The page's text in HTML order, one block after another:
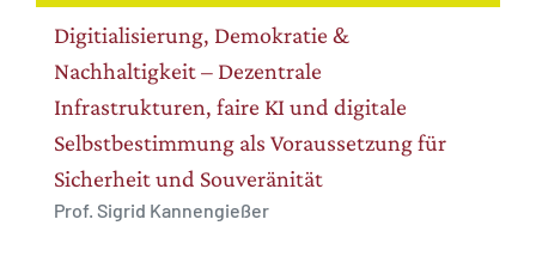
Digitialisierung, Demokratie &
Nachhaltigkeit – Dezentrale
Infrastrukturen, faire KI und digitale
Selbstbestimmung als Voraussetzung für
Sicherheit und Souveränität
Prof. Sigrid Kannengießer